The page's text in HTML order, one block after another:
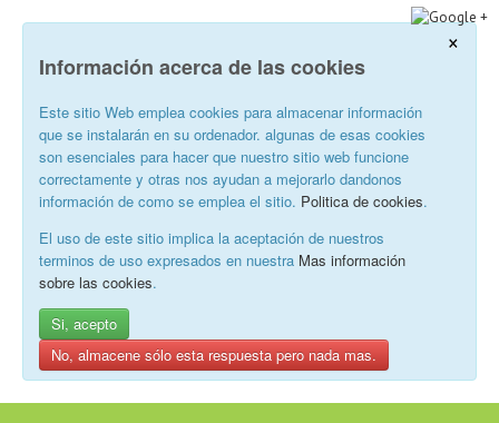
×
Información acerca de las cookies
Este sitio Web emplea cookies para almacenar información
que se instalarán en su ordenador. algunas de esas cookies
son esenciales para hacer que nuestro sitio web funcione
correctamente y otras nos ayudan a mejorarlo dandonos
información de como se emplea el sitio. Politica de cookies.
El uso de este sitio implica la aceptación de nuestros
terminos de uso expresados en nuestra Mas información
sobre las cookies.
Si, acepto
No, almacene sólo esta respuesta pero nada mas.